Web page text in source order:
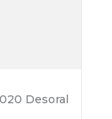
Desoral